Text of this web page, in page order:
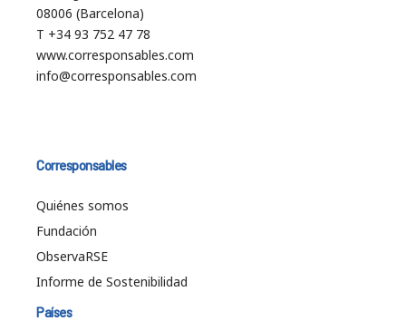
08006 (Barcelona)
T +34 93 752 47 78
www.corresponsables.com
info@corresponsables.com
Corresponsables
Quiénes somos
Fundación
ObservaRSE
Informe de Sostenibilidad
Países